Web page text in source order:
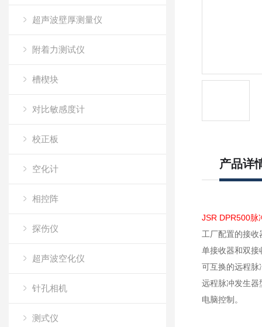
超声波壁厚测量仪
附着力测试仪
槽楔块
对比敏感度计
校正板
空化计
相控阵
探伤仪
超声波空化仪
针孔相机
测式仪
产品详
JSR DPR500脉
工厂配置的接
单接收器和双接
可互换的远程脉
远程脉冲发生器
电脑控制。